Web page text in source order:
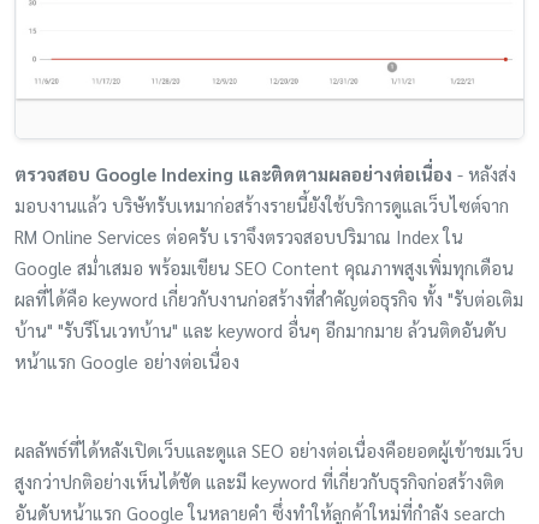
ตรวจสอบ Google Indexing และติดตามผลอย่างต่อเนื่อง - หลังส่ง
มอบงานแล้ว บริษัทรับเหมาก่อสร้างรายนี้ยังใช้บริการดูแลเว็บไซต์จาก
RM Online Services ต่อครับ เราจึงตรวจสอบปริมาณ Index ใน
Google สม่ำเสมอ พร้อมเขียน SEO Content คุณภาพสูงเพิ่มทุกเดือน
ผลที่ได้คือ keyword เกี่ยวกับงานก่อสร้างที่สำคัญต่อธุรกิจ ทั้ง "รับต่อเติม
บ้าน" "รับรีโนเวทบ้าน" และ keyword อื่นๆ อีกมากมาย ล้วนติดอันดับ
หน้าแรก Google อย่างต่อเนื่อง
ผลลัพธ์ที่ได้หลังเปิดเว็บและดูแล SEO อย่างต่อเนื่องคือยอดผู้เข้าชมเว็บ
สูงกว่าปกติอย่างเห็นได้ชัด และมี keyword ที่เกี่ยวกับธุรกิจก่อสร้างติด
อันดับหน้าแรก Google ในหลายคำ ซึ่งทำให้ลูกค้าใหม่ที่กำลัง search